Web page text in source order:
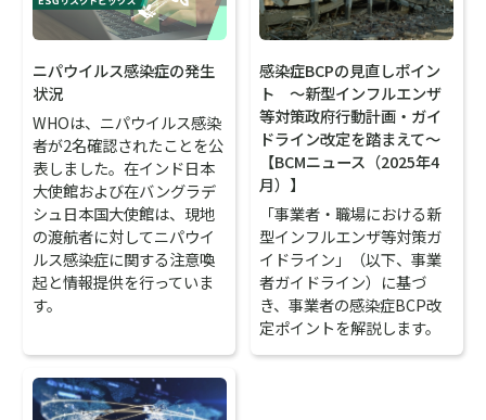
ニパウイルス感染症の発生
状況
WHOは、ニパウイルス感染
者が2名確認されたことを公
表しました。在インド日本
大使館および在バングラデ
シュ日本国大使館は、現地
の渡航者に対してニパウイ
ルス感染症に関する注意喚
起と情報提供を行っていま
す。
感染症BCPの見直しポイン
ト ～新型インフルエンザ
等対策政府行動計画・ガイ
ドライン改定を踏まえて～
【BCMニュース（2025年4
月）】
「事業者・職場における新
型インフルエンザ等対策ガ
イドライン」（以下、事業
者ガイドライン）に基づ
き、事業者の感染症BCP改
定ポイントを解説します。